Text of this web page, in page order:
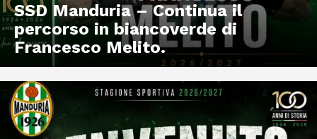
SSD Manduria – Continua il
percorso in biancoverde di
Francesco Melito.